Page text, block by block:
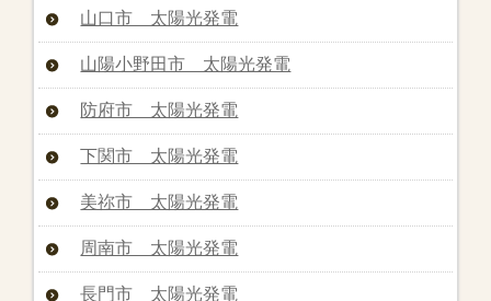
山口市 太陽光発電
山陽小野田市 太陽光発電
防府市 太陽光発電
下関市 太陽光発電
美祢市 太陽光発電
周南市 太陽光発電
長門市 太陽光発電